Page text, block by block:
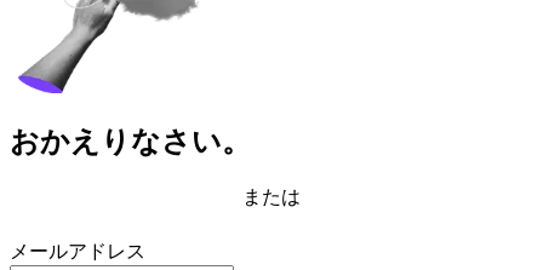
おかえりなさい。
または
メールアドレス